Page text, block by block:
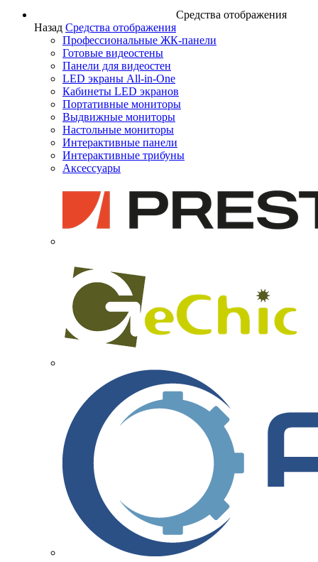
Средства отображения
Назад Средства отображения
Профессиональные ЖК-панели
Готовые видеостены
Панели для видеостен
LED экраны All-in-One
Кабинеты LED экранов
Портативные мониторы
Выдвижные мониторы
Настольные мониторы
Интерактивные панели
Интерактивные трибуны
Аксессуары